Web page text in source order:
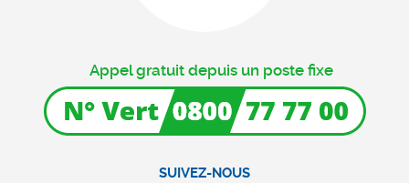
SUIVEZ-NOUS
Appel gratuit depuis un poste fixe